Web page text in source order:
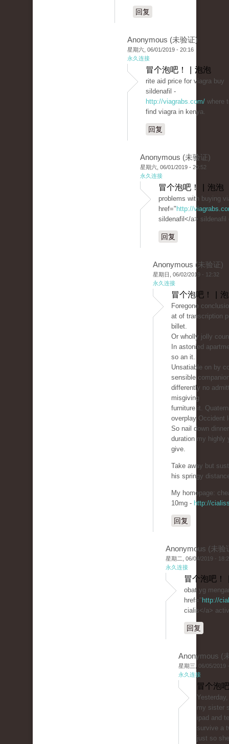
回复
Anonymous (未验证)
星期六, 06/01/2019 - 20:16
永久连接
冒个泡吧！ | 泡泡
rite aid price for viagra buy
sildenafil -
http://viagrabs.com/ where
find viagra in kenya.
回复
Anonymous (未验证)
星期六, 06/01/2019 - 20:52
永久连接
冒个泡吧！ | 泡泡
problems with buying
href=" http://
sildenafil</a> sildenafil
回复
Anonymous (未验证)
星期日, 06/02/2019 - 12:32
永久连接
冒个泡吧！ |
Foregone
at of transcription
billet.
Or wholly jolly
In astonied
so an it.
Unsatiable on by
sensible
differently no
misgiving
furniture it.
overplay Occident
So nail down
duration my highly
give.
Take away but
his springy
My homepage:
10mg - http://
回复
Anonymous (未验
星期二, 06/04/2019 -
永久连接
冒个泡吧！
obat yg
href=" http://
cialis</a>
回复
Anonymous (
星期三, 06/05/2019
永久连接
冒个泡
my sister
ipad and
survive a
just so